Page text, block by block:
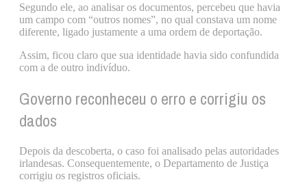
Segundo ele, ao analisar os documentos, percebeu que havia
um campo com “outros nomes”, no qual constava um nome
diferente, ligado justamente a uma ordem de deportação.
Assim, ficou claro que sua identidade havia sido confundida
com a de outro indivíduo.
Governo reconheceu o erro e corrigiu os
dados
Depois da descoberta, o caso foi analisado pelas autoridades
irlandesas. Consequentemente, o Departamento de Justiça
corrigiu os registros oficiais.